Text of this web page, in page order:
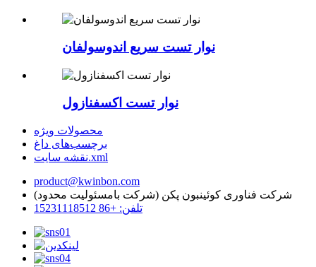
نوار تست سریع اندوسولفان
نوار تست اکسفنازول
محصولات ویژه
برچسب‌های داغ
نقشه سایت.xml
product@kwinbon.com
شرکت فناوری کوئینبون پکن (شرکت بامسئولیت محدود)
تلفن: +86 15231118512